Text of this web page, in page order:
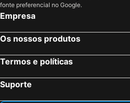
fonte preferencial no Google.
Empresa
Os nossos produtos
Termos e políticas
Suporte